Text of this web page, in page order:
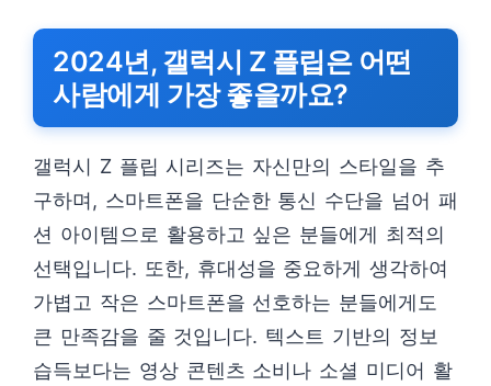
2024년, 갤럭시 Z 플립은 어떤
사람에게 가장 좋을까요?
갤럭시 Z 플립 시리즈는 자신만의 스타일을 추
구하며, 스마트폰을 단순한 통신 수단을 넘어 패
션 아이템으로 활용하고 싶은 분들에게 최적의
선택입니다. 또한, 휴대성을 중요하게 생각하여
가볍고 작은 스마트폰을 선호하는 분들에게도
큰 만족감을 줄 것입니다. 텍스트 기반의 정보
습득보다는 영상 콘텐츠 소비나 소셜 미디어 활